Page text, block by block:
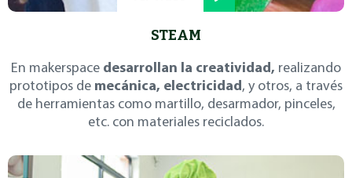
STEAM
En makerspace desarrollan la creatividad, realizando
prototipos de mecánica, electricidad, y otros, a través
de herramientas como martillo, desarmador, pinceles,
etc. con materiales reciclados.